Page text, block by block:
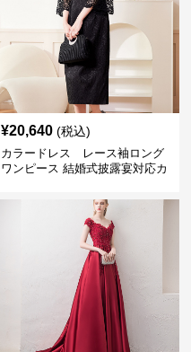
¥20,640 (税込)
カラードレス レース袖ロング
ワンピース 結婚式披露宴対応カ